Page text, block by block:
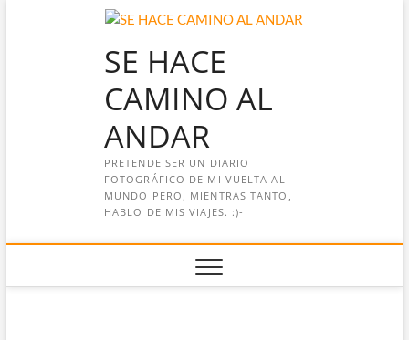
SE HACE
CAMINO AL
ANDAR
PRETENDE SER UN DIARIO
FOTOGRÁFICO DE MI VUELTA AL
MUNDO PERO, MIENTRAS TANTO,
HABLO DE MIS VIAJES. :)-